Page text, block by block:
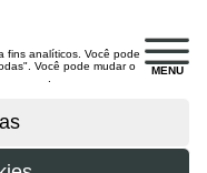
MENU
fins analíticos. Você pode
Você pode mudar o